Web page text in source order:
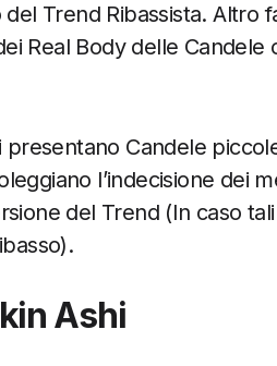
Trend Ribassista. Altro
Real Body delle
presentano Candele
l’indecisione dei
del Trend (In caso
Ashi